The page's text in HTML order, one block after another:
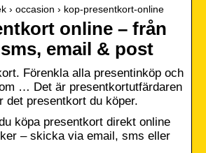
› occasion › kop-presentkort-online
online – från
email & post
Förenkla alla presentinköp och
… Det är presentkortutfärdaren
det presentkort du köper.
köpa presentkort direkt online
– skicka via email, sms eller